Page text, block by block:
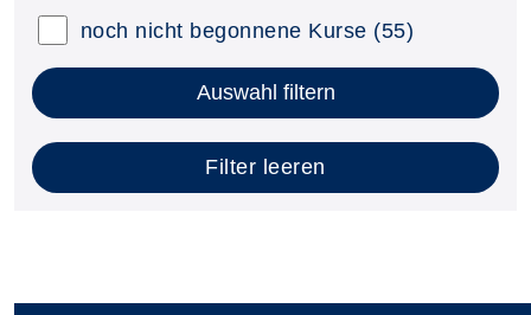
noch nicht begonnene Kurse (55)
Auswahl filtern
Filter leeren